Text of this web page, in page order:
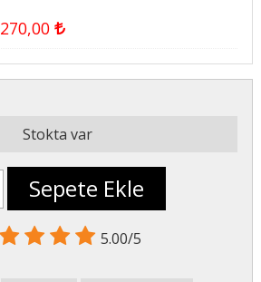
270,00
Stokta var
Sepete Ekle
5.00/5